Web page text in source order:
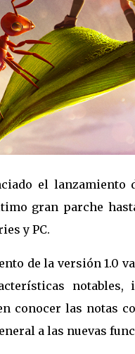
el lanzamiento
gran parche
y PC.
de la versión 1.0
conocer las notas
a las nuevas